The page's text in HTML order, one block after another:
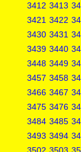
3412 3413
3421 3422
3430 3431
3439 3440
3448 3449
3457 3458
3466 3467
3475 3476
3484 3485
3493 3494